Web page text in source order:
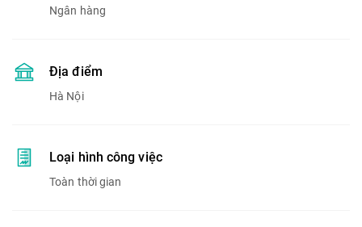
Ngân hàng
Địa điểm
Hà Nội
Loại hình công việc
Toàn thời gian